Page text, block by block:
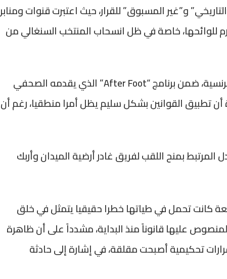
و”غير المسبوق” للقرار، حيث اعتبرت قنوات ومنابر
للوائحها، خاصة في ظل انسحاب المنتخب السنغالي من
في هذا السياق، أبرزت قناة “RMC Sport” الفرنسية، ضمن برنامج “After Foot” الذي يقدمه الصحفي
أن تطبيق القوانين بشكل سليم يظل أمرا منطقيا، رغم أن
المرتبط بمنح اللقب لفريق غادر أرضية الميدان وأربك
كانت تحمل في طياتها خطرا حقيقيا يتمثل في خلق
عليها قانوناً منذ البداية، مشدداً على أن ظاهرة
تحكيمية أصبحت مقلقة، في إشارة إلى حادثة